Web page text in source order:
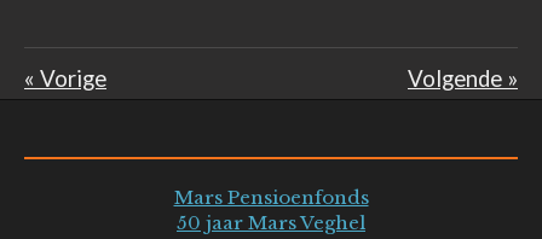
« Vorige Volgende »
Mars Pensioenfonds
50 jaar Mars Veghel